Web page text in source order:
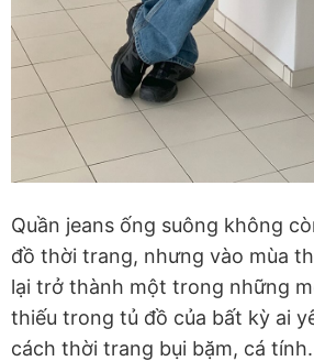
Quần jeans ống suông không
đồ thời trang, nhưng vào mùa
lại trở thành một trong những
thiếu trong tủ đồ của bất kỳ ai
cách thời trang bụi bặm, cá